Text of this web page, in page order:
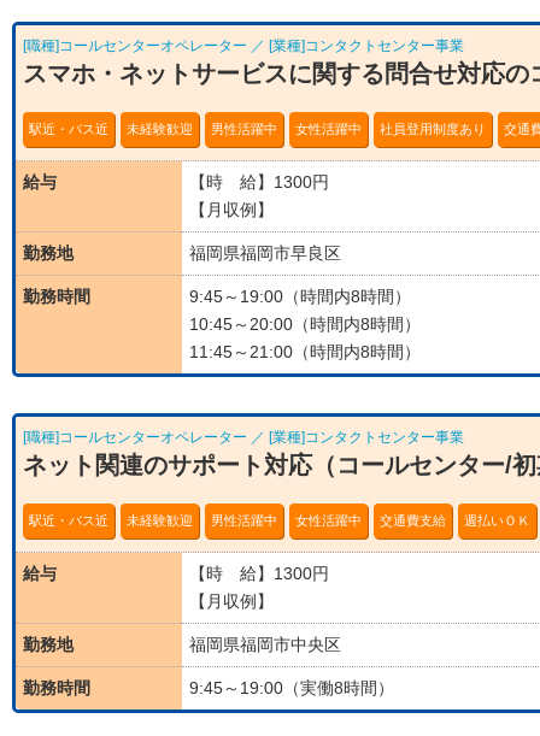
[職種]コールセンターオペレーター ／ [業種]コンタクトセンター事業
スマホ・ネットサービスに関する問合せ対応の
駅近・バス近 未経験歓迎 男性活躍中 女性活躍中 社員登用制度あり 交通
給与
【時 給】1300円
【月収例】
勤務地 福岡県福岡市早良区
勤務時間
9:45～19:00（時間内8時間）
10:45～20:00（時間内8時間）
11:45～21:00（時間内8時間）
[職種]コールセンターオペレーター ／ [業種]コンタクトセンター事業
ネット関連のサポート対応（コールセンター/
駅近・バス近 未経験歓迎 男性活躍中 女性活躍中 交通費支給 週払いＯＫ
給与
【時 給】1300円
【月収例】
勤務地 福岡県福岡市中央区
勤務時間 9:45～19:00（実働8時間）